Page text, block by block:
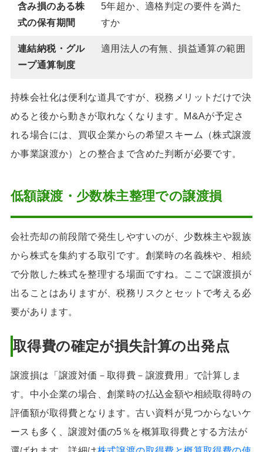
含み損のある株
式の保有期間
5年超か、適格判定の要件を満た
すか
連結納税・グル
ープ通算制度
適用法人の有無、損益通算の範囲
持株会社化は便利な道具ですが、税務メリットだけで決
めると後から動きが取れなくなります。M&Aが予定さ
れる場合には、買収企業からの希望スキーム（株式譲渡
か事業譲渡か）との整合まで含めた判断が必要です。
低額譲渡・少数株主整理での譲渡損
会社売却の前段階で発生しやすいのが、少数株主や親族
から株式を集約する取引です。創業時の名義株や、相続
で分散した株式を整理する場面ですね。ここで譲渡損が
出ることはありますが、税務リスクとセットで考える必
要があります。
取得費の確定が損失計算の出発点
譲渡損は「譲渡対価－取得費－譲渡費用」で計算しま
す。中小企業の場合、創業時の払込金額や相続取得時の
評価額が取得費となります。古い資料が見つからないケ
ースも多く、譲渡対価の5％を概算取得費とする方法が